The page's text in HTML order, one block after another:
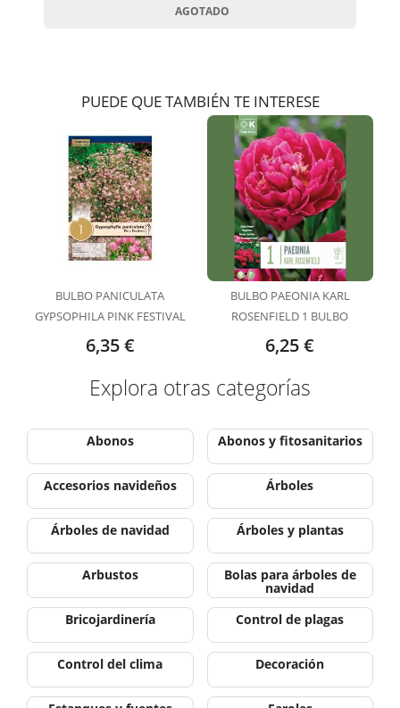
PUEDE QUE TAMBIÉN TE INTERESE
BULBO PANICULATA
GYPSOPHILA PINK FESTIVAL
1 BULBO
6,35 €
BULBO PAEONIA KARL
ROSENFIELD 1 BULBO
6,25 €
Explora otras categorías
Abonos Abonos y fitosanitarios
Accesorios navideños Árboles
Árboles de navidad Árboles y plantas
Arbustos Bolas para árboles de
navidad
Bricojardinería
Control de plagas
Control del clima Decoración